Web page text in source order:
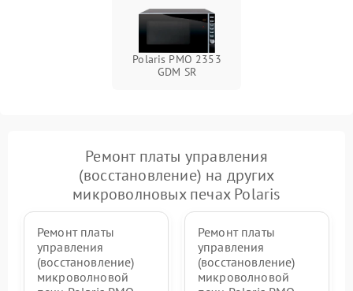
Polaris PMO 2353
GDM SR
Ремонт платы управления
(восстановление) на других
микроволновых печах Polaris
Ремонт платы
управления
(восстановление)
микроволновой
Ремонт платы
управления
(восстановление)
микроволновой